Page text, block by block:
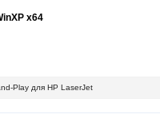
x64
Play для HP LaserJet